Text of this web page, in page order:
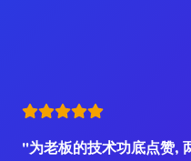
"为老板的技术功底点赞,